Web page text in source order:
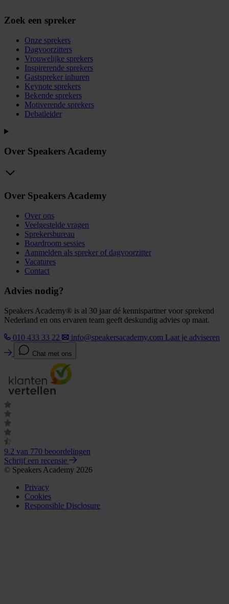
Zoek een spreker
Onze sprekers
Dagvoorzitters
Vrouwelijke sprekers
Inspirerende sprekers
Gastspreker inhuren
Keynote sprekers
Bekende sprekers
Motiverende sprekers
Debatleider
Over Speakers Academy
Over Speakers Academy
Over ons
Veelgestelde vragen
Sprekersbureau
Boardroom sessies
Aanmelden als spreker of dagvoorzitter
Vacatures
Contact
Advies nodig?
Speakers Academy® is al 30 jaar dé kennispartner voor sprekend
Nederland en ons ervaren team geeft deskundig advies op maat.
010 433 33 22
info@speakersacademy.com Laat je adviseren
Chat met ons
9.2 van 770 beoordelingen
Schrijf een recensie
© Speakers Academy 2026
Privacy
Cookies
Responsible Disclosure